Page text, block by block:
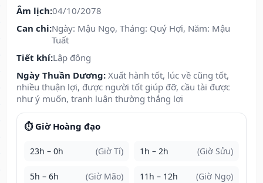
Âm lịch:04/10/2078
Can chi:Ngày: Mậu Ngọ, Tháng: Quý Hợi, Năm: Mậu
Tuất
Tiết khí:Lập đông
Ngày Thuần Dương: Xuất hành tốt, lúc về cũng tốt,
nhiều thuận lợi, được người tốt giúp đỡ, cầu tài được
như ý muốn, tranh luận thường thắng lợi
⏱️ Giờ Hoàng đạo
23h – 0h (Giờ Tí) 1h – 2h (Giờ Sửu)
5h – 6h (Giờ Mão) 11h – 12h (Giờ Ngọ)